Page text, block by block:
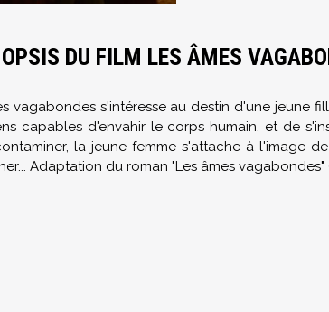
DU FILM LES ÂMES
vagabondess'intéresse au destin d'une jeune
capables d'envahir le corps humain, et de
la jeune femme s'attache à l'image
Adaptation du roman "Les âmes vagabondes"